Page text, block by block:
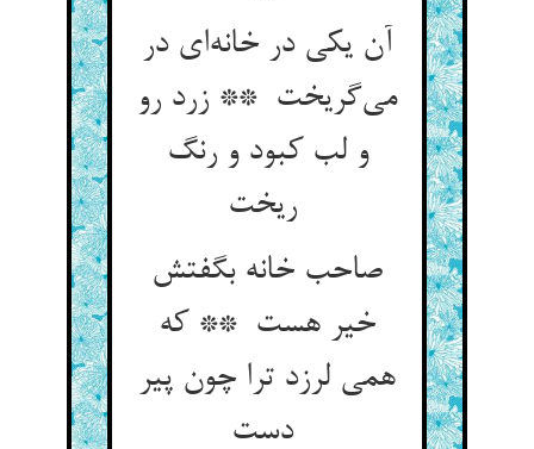
آن یکی در خانه‌ای در
می‌گریخت ** زرد رو
و لب کبود و رنگ
صاحب خانه بگفتش
خیر هست ** که
همی لرزد ترا چون پیر
دست